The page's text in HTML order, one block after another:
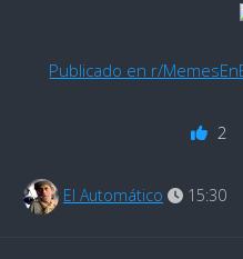
Publicado en r/
2
El Automático 15:30